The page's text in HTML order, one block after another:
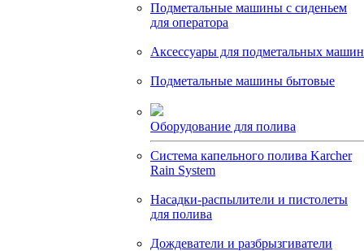
Подметальные машины с сиденьем
для оператора
Аксессуары для подметальных машин
Подметальные машины бытовые
Оборудование для полива
Система капельного полива Karcher
Rain System
Насадки-распылители и пистолеты
для полива
Дождеватели и разбрызгиватели